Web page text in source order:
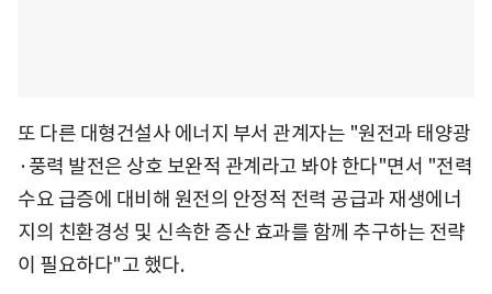
또 다른 대형건설사 에너지 부서 관계자는 "원전과 태양광
·풍력 발전은 상호 보완적 관계라고 봐야 한다"면서 "전력
수요 급증에 대비해 원전의 안정적 전력 공급과 재생에너
지의 친환경성 및 신속한 증산 효과를 함께 추구하는 전략
이 필요하다"고 했다.